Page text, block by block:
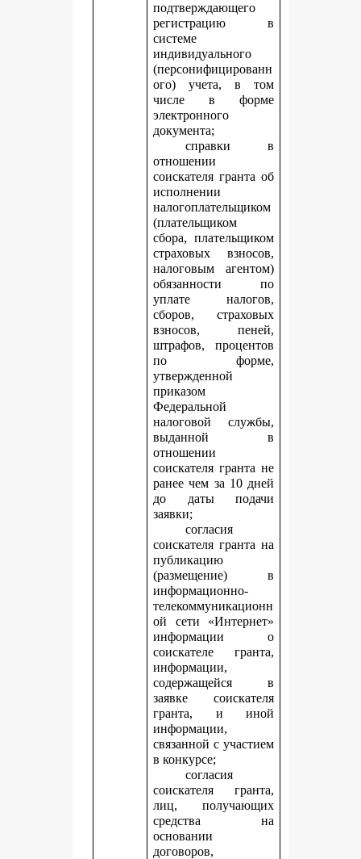
подтверждающего
регистрацию в
системе
индивидуального
(персонифицированн
ого) учета, в том
числе в форме
электронного
документа;
справки в
отношении
соискателя гранта об
исполнении
налогоплательщиком
(плательщиком
сбора, плательщиком
страховых взносов,
налоговым агентом)
обязанности по
уплате налогов,
сборов, страховых
взносов, пеней,
штрафов, процентов
по форме,
утвержденной
приказом
Федеральной
налоговой службы,
выданной в
отношении
соискателя гранта не
ранее чем за 10 дней
до даты подачи
заявки;
согласия
соискателя гранта на
публикацию
(размещение) в
информационно-
телекоммуникационн
ой сети «Интернет»
информации о
соискателе гранта,
информации,
содержащейся в
заявке соискателя
гранта, и иной
информации,
связанной с участием
в конкурсе;
согласия
соискателя гранта,
лиц, получающих
средства на
основании
договоров,